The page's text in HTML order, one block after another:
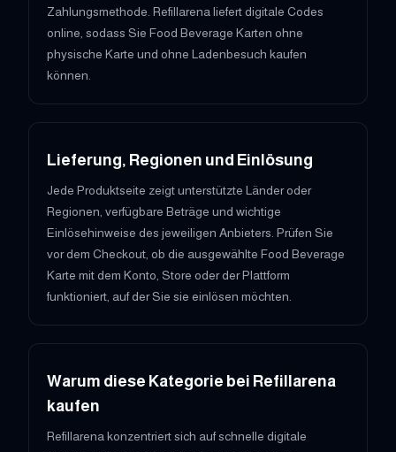
Zahlungsmethode. Refillarena liefert digitale Codes
online, sodass Sie Food Beverage Karten ohne
physische Karte und ohne Ladenbesuch kaufen
können.
Lieferung, Regionen und Einlösung
Jede Produktseite zeigt unterstützte Länder oder
Regionen, verfügbare Beträge und wichtige
Einlösehinweise des jeweiligen Anbieters. Prüfen Sie
vor dem Checkout, ob die ausgewählte Food Beverage
Karte mit dem Konto, Store oder der Plattform
funktioniert, auf der Sie sie einlösen möchten.
Warum diese Kategorie bei Refillarena
kaufen
Refillarena konzentriert sich auf schnelle digitale